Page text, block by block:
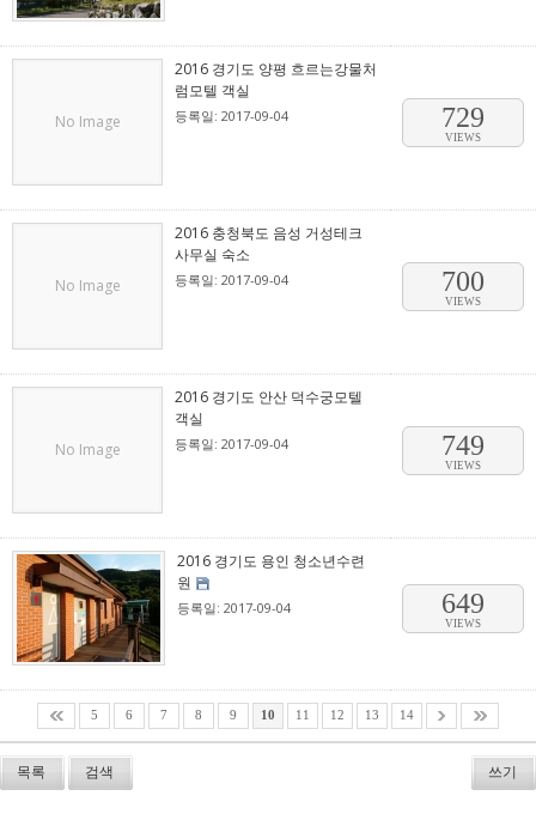
No Image
2016 경기도 양평 흐르는강물처
럼모텔 객실
등록일: 2017-09-04 729
VIEWS
No Image
2016 충청북도 음성 거성테크
사무실 숙소
등록일: 2017-09-04 700
VIEWS
No Image
2016 경기도 안산 덕수궁모텔
객실
등록일: 2017-09-04 749
VIEWS
2016 경기도 용인 청소년수련
원
등록일: 2017-09-04 649
VIEWS
5 6 7 8 9 10 11 12 13 14
목록 검색 쓰기